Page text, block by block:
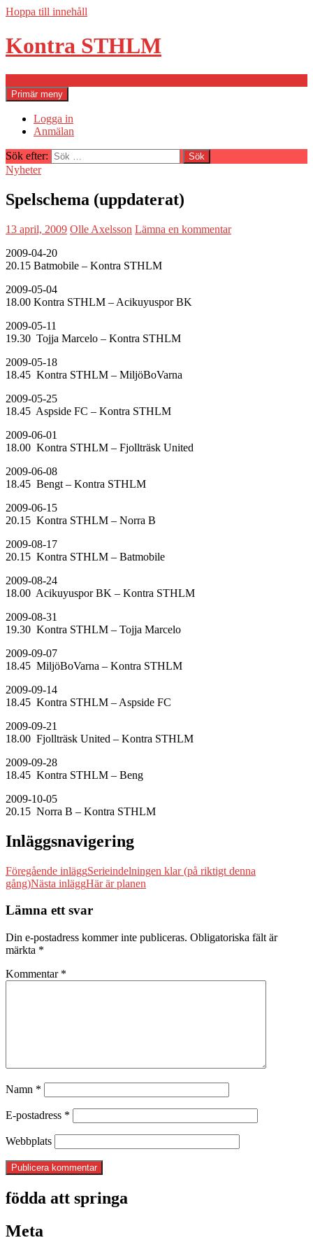
Hoppa till innehåll
Kontra STHLM
Primär meny
Logga in
Anmälan
Sök efter:
Nyheter
Spelschema (uppdaterat)
13 april, 2009 Olle Axelsson Lämna en kommentar
2009-04-20
20.15 Batmobile – Kontra STHLM
2009-05-04
18.00 Kontra STHLM – Acikuyuspor BK
2009-05-11
19.30 Tojja Marcelo – Kontra STHLM
2009-05-18
18.45 Kontra STHLM – MiljöBoVarna
2009-05-25
18.45 Aspside FC – Kontra STHLM
2009-06-01
18.00 Kontra STHLM – Fjollträsk United
2009-06-08
18.45 Bengt – Kontra STHLM
2009-06-15
20.15 Kontra STHLM – Norra B
2009-08-17
20.15 Kontra STHLM – Batmobile
2009-08-24
18.00 Acikuyuspor BK – Kontra STHLM
2009-08-31
19.30 Kontra STHLM – Tojja Marcelo
2009-09-07
18.45 MiljöBoVarna – Kontra STHLM
2009-09-14
18.45 Kontra STHLM – Aspside FC
2009-09-21
18.00 Fjollträsk United – Kontra STHLM
2009-09-28
18.45 Kontra STHLM – Beng
2009-10-05
20.15 Norra B – Kontra STHLM
Inläggsnavigering
Föregående inläggSerieindelningen klar (på riktigt denna
gång)Nästa inläggHär är planen
Lämna ett svar
Din e-postadress kommer inte publiceras. Obligatoriska fält är
märkta *
Kommentar *
Namn *
E-postadress *
Webbplats
födda att springa
Meta